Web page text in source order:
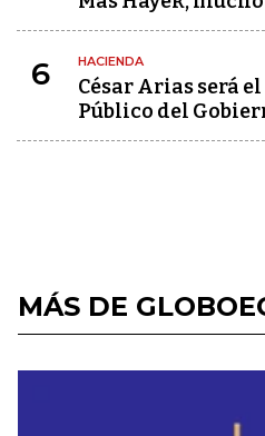
6 HACIENDA
César Arias será
Público del
MÁS DE